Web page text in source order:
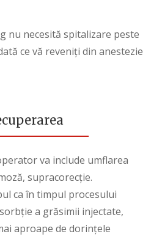
nu necesită spitalizare peste
ce vă reveniți din anestezie
va include umflarea
supracorecție.
ca în timpul procesului
a grăsimii injectate,
aproape de dorințele